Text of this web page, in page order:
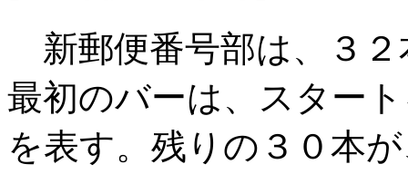
新郵便番号部は、３
最初のバーは、スター
を表す。残りの３０本